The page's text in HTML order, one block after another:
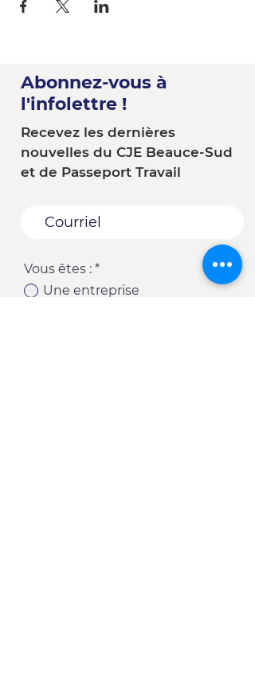
Abonnez-vous à
l'infolettre !
Recevez les dernières
nouvelles du CJE Beauce-Sud
et de Passeport Travail
Vous êtes : *
Une entreprise